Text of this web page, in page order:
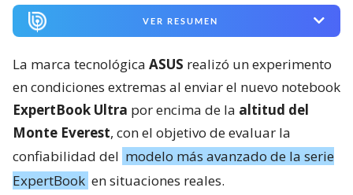
VER RESUMEN
La marca tecnológica ASUS realizó un experimento
en condiciones extremas al enviar el nuevo notebook
ExpertBook Ultra por encima de la altitud del
Monte Everest, con el objetivo de evaluar la
confiabilidad del modelo más avanzado de la serie
ExpertBook en situaciones reales.